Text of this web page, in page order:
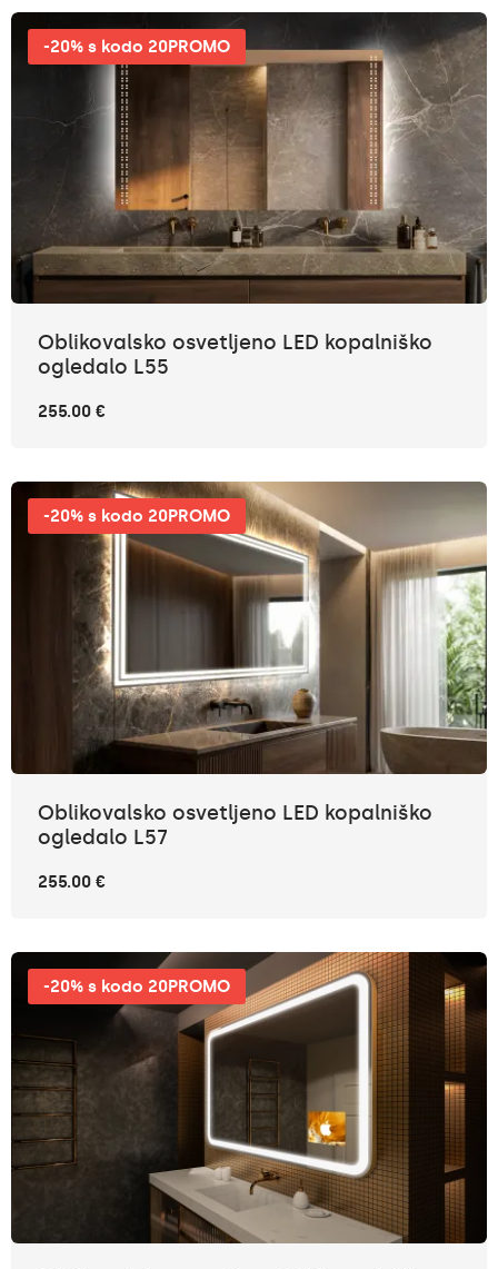
-20% s kodo 20PROMO
Oblikovalsko osvetljeno LED kopalniško
ogledalo L55
255.00 €
-20% s kodo 20PROMO
Oblikovalsko osvetljeno LED kopalniško
ogledalo L57
255.00 €
-20% s kodo 20PROMO